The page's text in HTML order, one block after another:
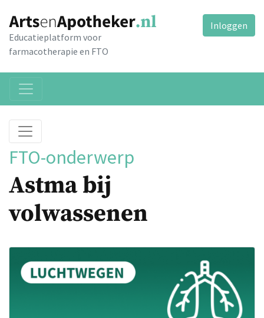
Educatieplatform voor
farmacotherapie en FTO
Inloggen
FTO-onderwerp
Astma bij
volwassenen